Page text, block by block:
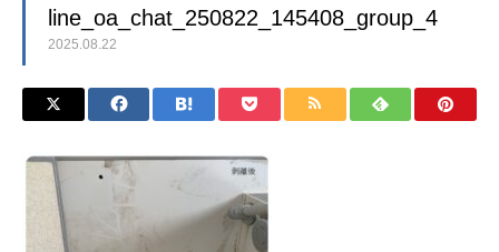
line_oa_chat_250822_145408_group_4
2025.08.22